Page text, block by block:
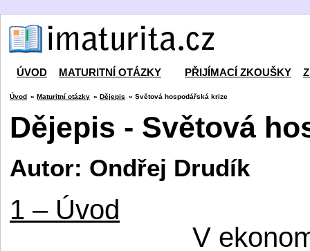
ÚVOD MATURITNÍ OTÁZKY PŘIJÍMACÍ ZKOUŠKY
Úvod » Maturitní otázky » Dějepis » Světová hospodářská krize
Dějepis - Světová
Autor: Ondřej Drudík
1 – Úvod
V